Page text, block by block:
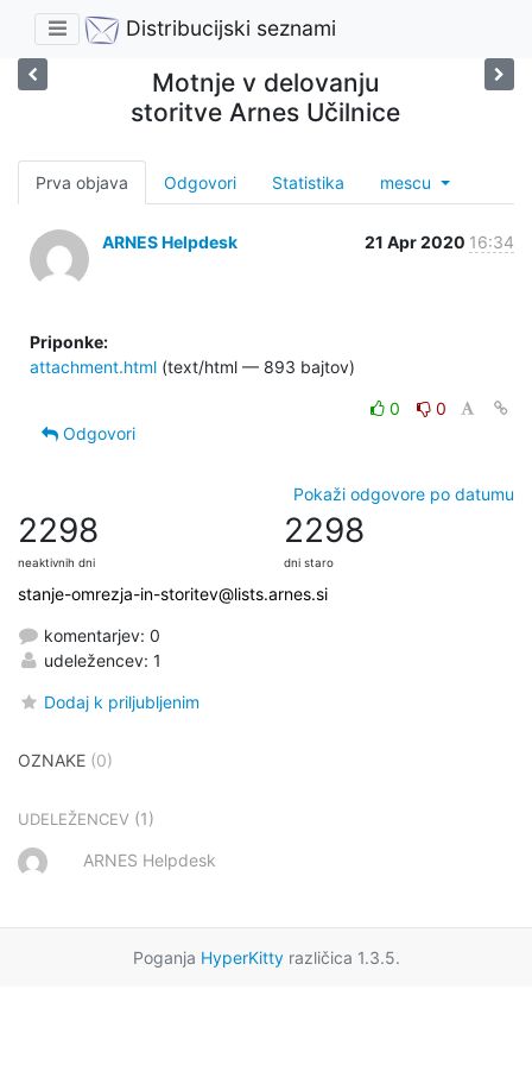
Distribucijski seznami
Motnje v delovanju
storitve Arnes Učilnice
Prva objava Odgovori Statistika mescu
ARNES Helpdesk 21 Apr 2020 16:34
Priponke:
attachment.html (text/html — 893 bajtov)
0
0
Odgovori
Pokaži odgovore po datumu
2298
neaktivnih dni
2298
dni staro
stanje-omrezja-in-storitev@lists.arnes.si
komentarjev: 0
udeležencev: 1
Dodaj k priljubljenim
OZNAKE (0)
UDELEŽENCEV (1)
ARNES Helpdesk
Poganja HyperKittyrazličica 1.3.5.